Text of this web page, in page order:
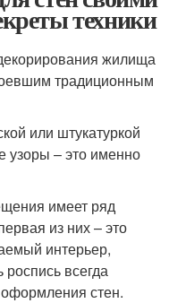
техники
жилища
традиционным
или штукатуркой
узоры – это именно
имеет ряд
из них – это
интерьер,
роспись всегда
стен.